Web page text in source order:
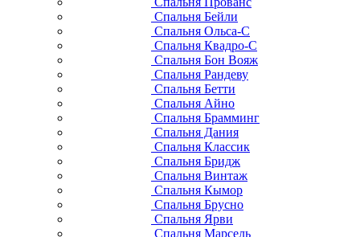
Спальня Бейли
Спальня Ольса-С
Спальня Квадро-С
Спальня Бон Вояж
Спальня Рандеву
Спальня Бетти
Спальня Айно
Спальня Брамминг
Спальня Дания
Спальня Классик
Спальня Бридж
Спальня Винтаж
Спальня Кымор
Спальня Брусно
Спальня Ярви
Спальня Марсель